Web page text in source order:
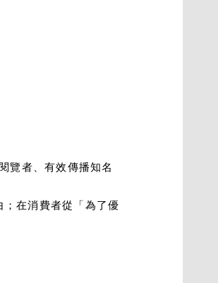
覽者、有效傳播知名
在消費者從「為了優